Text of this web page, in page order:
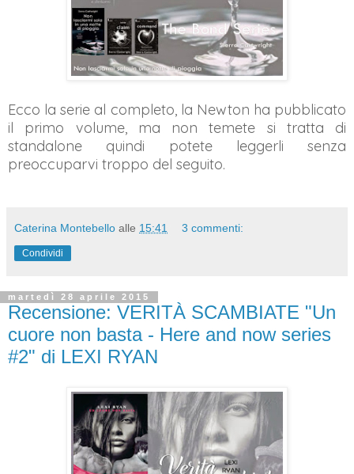
Ecco la serie al completo, la Newton ha pubblicato
il primo volume, ma non temete si tratta di
standalone quindi potete leggerli senza
preoccuparvi troppo del seguito.
Caterina Montebello alle 15:41 3 commenti:
Condividi
martedì 28 aprile 2015
Recensione: VERITÀ SCAMBIATE "Un
cuore non basta - Here and now series
#2" di LEXI RYAN